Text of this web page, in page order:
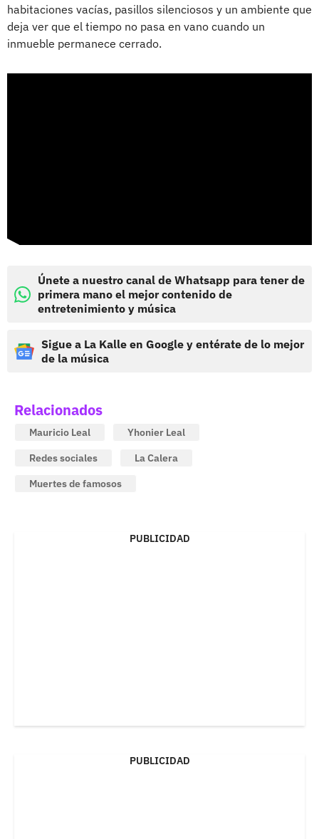
habitaciones vacías, pasillos silenciosos y un ambiente que
deja ver que el tiempo no pasa en vano cuando un
inmueble permanece cerrado.
Únete a nuestro canal de Whatsapp para tener de
primera mano el mejor contenido de
entretenimiento y música
Sigue a La Kalle en Google y entérate de lo mejor
de la música
Relacionados
Mauricio Leal
Yhonier Leal
Redes sociales
La Calera
Muertes de famosos
PUBLICIDAD
PUBLICIDAD